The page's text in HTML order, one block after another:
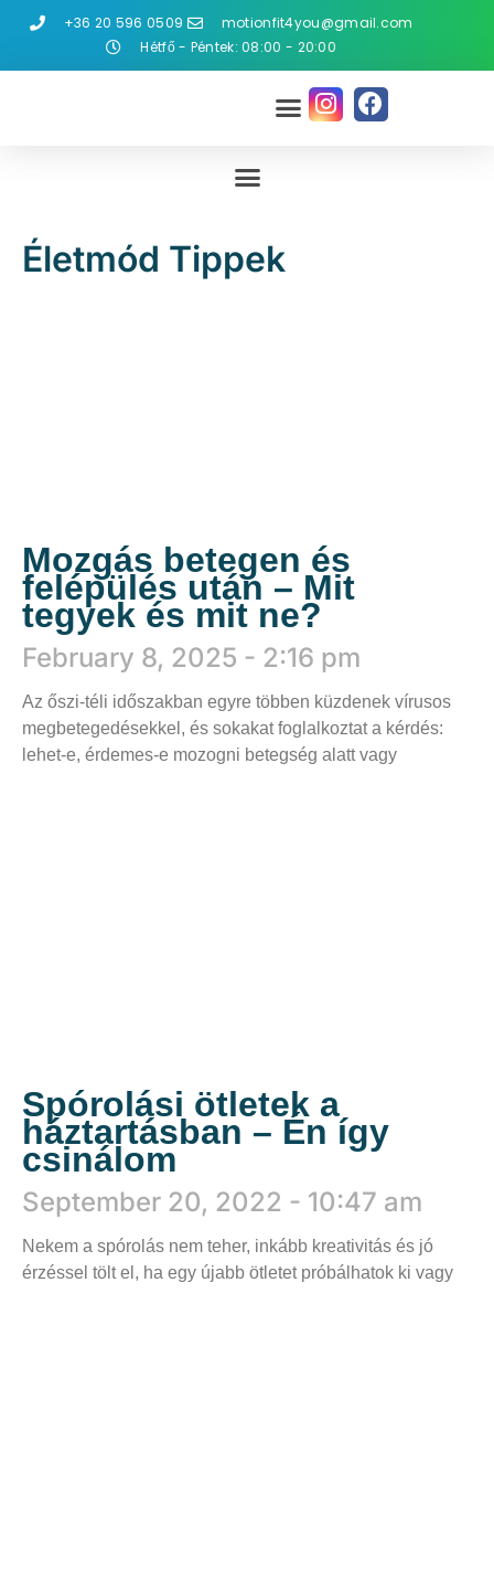
+36 20 596 0509
motionfit4you@gmail.com
Hétfő - Péntek: 08:00 - 20:00
Életmód Tippek
Mozgás betegen és
felépülés után – Mit
tegyek és mit ne?
February 8, 2025 2:16 pm
Az őszi-téli időszakban egyre többen küzdenek vírusos
megbetegedésekkel, és sokakat foglalkoztat a kérdés:
lehet-e, érdemes-e mozogni betegség alatt vagy
Spórolási ötletek a
háztartásban – Én így
csinálom
September 20, 2022 10:47 am
Nekem a spórolás nem teher, inkább kreativitás és jó
érzéssel tölt el, ha egy újabb ötletet próbálhatok ki vagy